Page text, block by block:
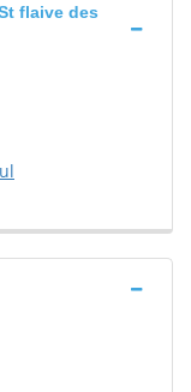
flaive des